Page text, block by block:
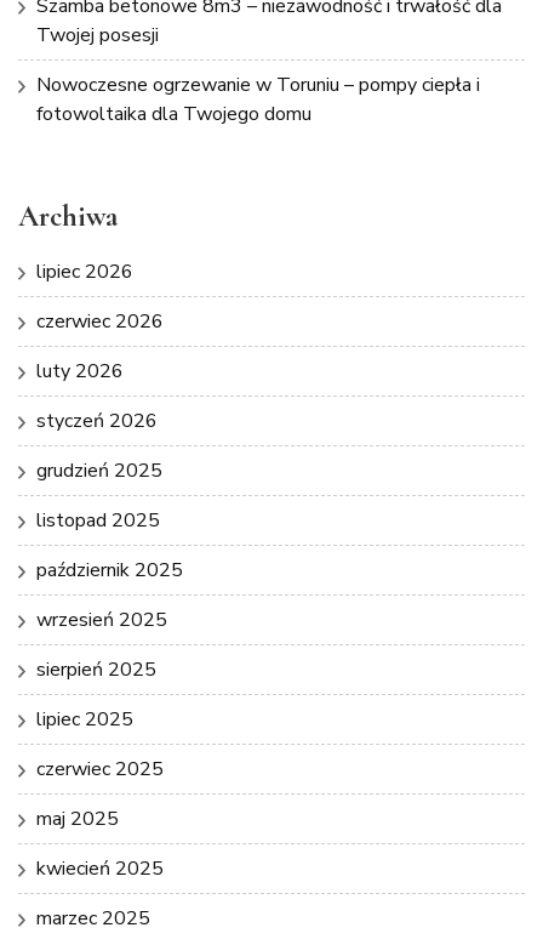
Szamba betonowe 8m3 – niezawodność i trwałość dla
Twojej posesji
Nowoczesne ogrzewanie w Toruniu – pompy ciepła i
fotowoltaika dla Twojego domu
Archiwa
lipiec 2026
czerwiec 2026
luty 2026
styczeń 2026
grudzień 2025
listopad 2025
październik 2025
wrzesień 2025
sierpień 2025
lipiec 2025
czerwiec 2025
maj 2025
kwiecień 2025
marzec 2025